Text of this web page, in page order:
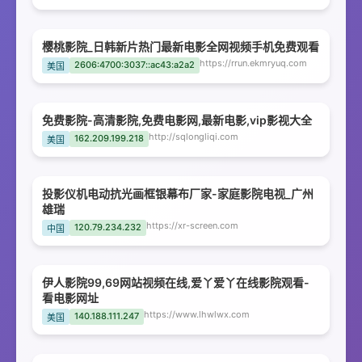
樱桃影院_日韩新片热门最新电影全网视频手机免费观看
美国 2606:4700:3037::ac43:a2a2 https://rrun.ekmryuq.com
免费影院-高清影院,免费电影网,最新电影,vip影视大全
美国 162.209.199.218 http://sqlongliqi.com
投影仪机电动抗光画框银幕布厂家-家庭影院电视_广州
雄瑞
中国 120.79.234.232 https://xr-screen.com
伊人影院99,69网站视频在线,爱丫爱丫在线影院观看-
看电影网址
美国 140.188.111.247 https://www.lhwlwx.com